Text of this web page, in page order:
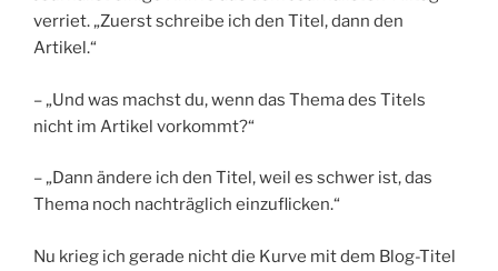
verriet. „Zuerst schreibe ich den Titel, dann den
Artikel.“
– „Und was machst du, wenn das Thema des Titels
nicht im Artikel vorkommt?“
– „Dann ändere ich den Titel, weil es schwer ist, das
Thema noch nachträglich einzuflicken.“
Nu krieg ich gerade nicht die Kurve mit dem Blog-Titel